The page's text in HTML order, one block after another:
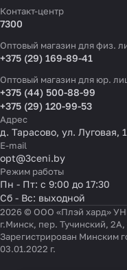
Контакт-центр
7300
Оптовый магазин для физ.
+375 (29) 169-89-41
Оптовый магазин для юр.
+375 (44) 500-88-99
+375 (29) 120-99-53
Адрес
д. Тарасово, ул. Луговая,
E-mail
opt@3ceni.by
Режим работы
Пн - Пт: с 9:00 до 17:30
Сб - Вс: выходной
2026 © ООО «Плэй хард»
г.Минск, пер. Тучинский,
Зарегистрирован Минским
03.01.2022 г.